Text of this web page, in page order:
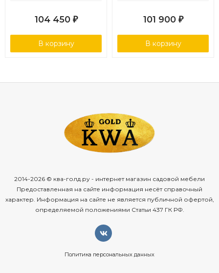
104 450 ₽
В корзину
101 900 ₽
В корзину
2014-2026 © ква-голд.ру - интернет магазин садовой мебели
Предоставленная на сайте информация несёт справочный
характер. Информация на сайте не является публичной офертой,
определяемой положениями Статьи 437 ГК РФ.
Политика персональных данных